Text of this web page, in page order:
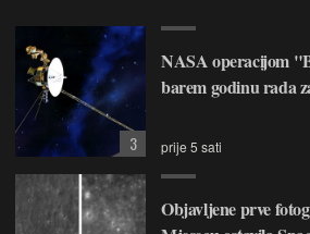
NASA operacijom
barem godinu rada
prije 5 sati
3
Objavljene prve